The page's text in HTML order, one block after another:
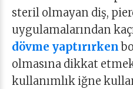
steril olmayan diş,
uygulamalarından
dövme yaptırırken
olmasına dikkat
kullanımlık iğne